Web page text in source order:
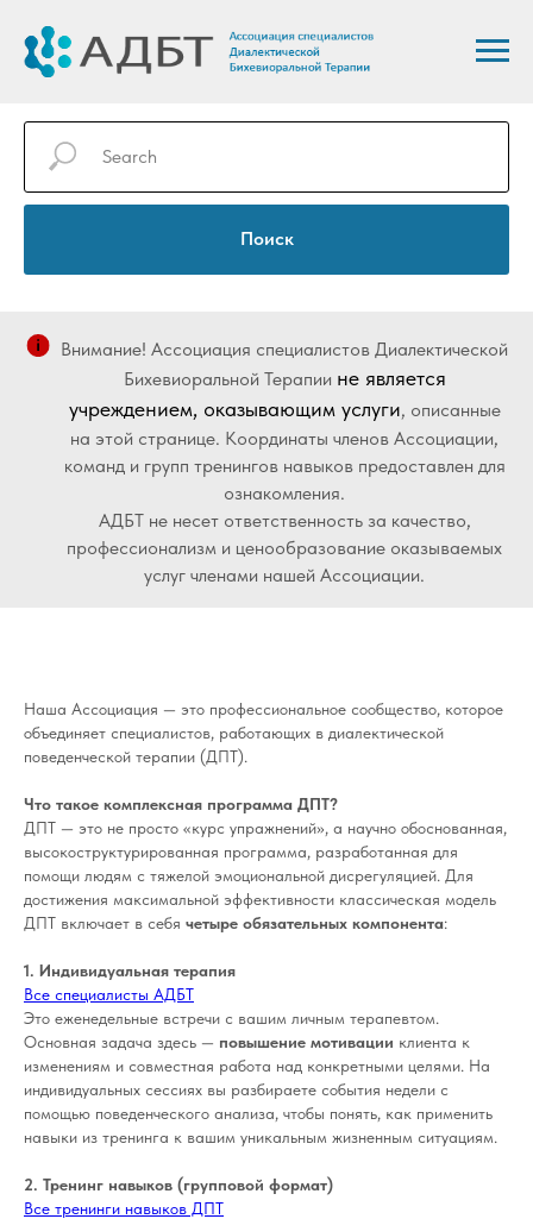
Поиск
Внимание! Ассоциация специалистов Диалектической
Бихевиоральной Терапии не является
учреждением, оказывающим услуги, описанные
на этой странице. Координаты членов Ассоциации,
команд и групп тренингов навыков предоставлен для
ознакомления.
АДБТ не несет ответственность за качество,
профессионализм и ценообразование оказываемых
услуг членами нашей Ассоциации.
Наша Ассоциация — это профессиональное сообщество, которое
объединяет специалистов, работающих в диалектической
поведенческой терапии (ДПТ).
Что такое комплексная программа ДПТ?
ДПТ — это не просто «курс упражнений», а научно обоснованная,
высокоструктурированная программа, разработанная для
помощи людям с тяжелой эмоциональной дисрегуляцией. Для
достижения максимальной эффективности классическая модель
ДПТ включает в себя четыре обязательных компонента:
1. Индивидуальная терапия
Все специалисты АДБТ
Это еженедельные встречи с вашим личным терапевтом.
Основная задача здесь — повышение мотивации клиента к
изменениям и совместная работа над конкретными целями. На
индивидуальных сессиях вы разбираете события недели с
помощью поведенческого анализа, чтобы понять, как применить
навыки из тренинга к вашим уникальным жизненным ситуациям.
2. Тренинг навыков (групповой формат)
Все тренинги навыков ДПТ